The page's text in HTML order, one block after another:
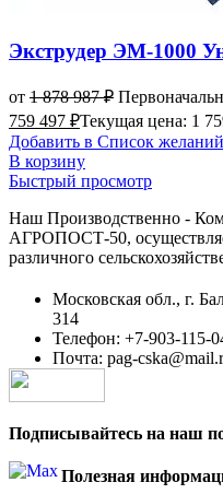
Экструдер ЭМ-1000
от 1 878 987₽
759 497 ₽Текущая цена: 1
Добавить в Список желаний
В корзину
Быстрый просмотр
Наш Производственно -
АГРОПОСТ-50,
различного
Московская обл., г.
314
Телефон: +7-903-115-
Почта: pag-
Подписывайтесь на наш
Полезная